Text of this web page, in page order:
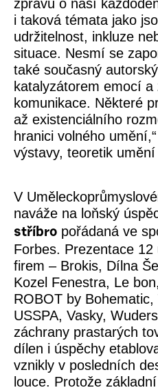
zprávu o naší
i taková témata jako
udržitelnost, inkluze
situace. Nesmí se
také současný
katalyzátorem emocí a
komunikace. Některé
až existenciálního
hranici volného umění,
výstavy, teoretik
V
naváže na loňský
stříbro pořádaná ve
Forbes. Prezentace
firem – Brokis, Dílna
Kozel Fenestra, Le
ROBOT by
USSPA, Vasky,
záchrany prastarých
dílen i úspěchy
vznikly v posledních
louce. Protože